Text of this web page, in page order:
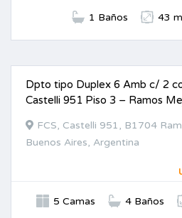
1 Baños 43
VENTA
Dpto tipo Duplex 6 Amb c/ 2
Castelli 951 Piso 3 – Ramos
FCS, Castelli 951, B1704
Buenos Aires, Argentina
5 Camas 4 Baños